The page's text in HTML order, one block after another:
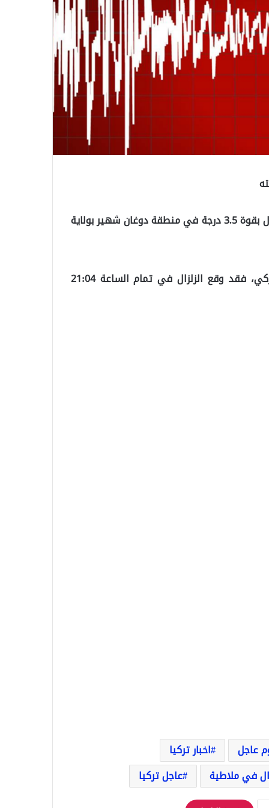
أفادت إدارة الكوارث والطوارئ التركية (AFAD) بوقوع زلزال بقوة 3.5 درجة في منطقة دوغان شهير بولاية
وبحسب ما ترجم موقع تركيا عاجل، نقلاً عن الإعلام التركي، فقد وقع الزلزال في تمام الساعة 21:04
عاجل
اخبار تركيا
في ملاطية عاجل تركيا